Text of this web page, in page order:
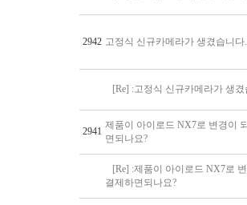
2942 고정식 신규카메라가 생겼습니다.
[Re] :고정식 신규카메라가 생
2941
제품이 아이로드 NX7로 변경이
면되나요?
[Re] :제품이 아이로드 NX7로
결제하면되나요?